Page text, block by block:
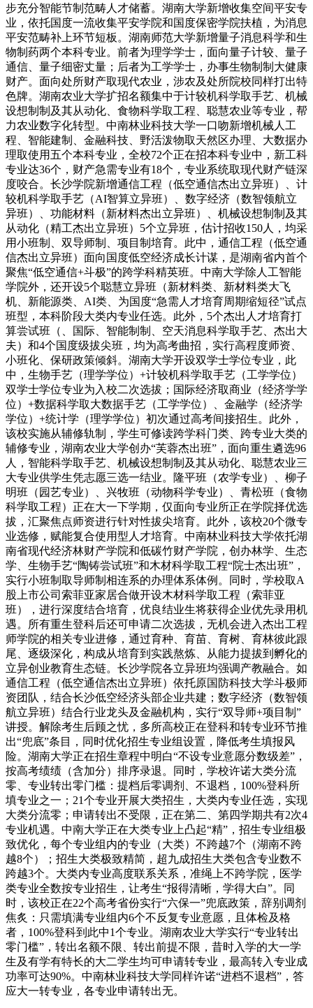
步充分智能节制范畴人才储蓄。湖南大学新增收集空间平安专
业，依托国度一流收集平安学院和国度保密学院扶植，为消息
平安范畴补上环节短板。湖南师范大学新增量子消息科学和生
物制药两个本科专业。前者为理学学士，面向量子计较、量子
通信、量子细密丈量；后者为工学学士，办事生物制制大健康
财产。面向处所财产取现代农业，涉农及处所院校同样打出特
色牌。湖南农业大学扩招名额集中于计较机科学取手艺、机械
设想制制及其从动化、食物科学取工程、聪慧农业等专业，帮
力农业数字化转型。中南林业科技大学一口吻新增机械人工
程、智能建制、金融科技、野活泼物取天然区办理、大数据办
理取使用五个本科专业，全校72个正在招本科专业中，新工科
专业达36个，财产急需专业有18个，专业系统取现代财产链深
度咬合。长沙学院新增通信工程（低空通信杰出立异班）、计
较机科学取手艺（AI智算立异班）、数字经济（数智领航立
异班）、功能材料（新材料杰出立异班）、机械设想制制及其
从动化（精工杰出立异班）5个立异班，估计招收150人，均采
用小班制、双导师制、项目制培育。此中，通信工程（低空通
信杰出立异班）面向国度低空经济成长计谋，是湖南省内首个
聚焦“低空通信+斗极”的跨学科精英班。中南大学除人工智能
学院外，还开设5个聪慧立异班（新材料类、新材料类大飞
机、新能源类、AI类、为国度“急需人才培育周期缩短径”试点
班型，本科阶段大类内专业任选。此外，5个杰出人才培育打
算尝试班（、国际、智能制制、空天消息科学取手艺、杰出大
夫）和4个国度级拔尖班，均为高考曲招，实行高程度师资、
小班化、保研政策倾斜。湖南大学开设双学士学位专业，此
中，生物手艺（理学学位）+计较机科学取手艺（工学学位）
双学士学位专业为入校二次选拔；国际经济取商业（经济学学
位）+数据科学取大数据手艺（工学学位）、金融学（经济学
学位）+统计学（理学学位）初次通过高考间接招生。此外，
该校实施从辅修轨制，学生可修读跨学科门类、跨专业大类的
辅修专业，湖南农业大学创办“芙蓉杰出班”，面向重生遴选96
人，智能科学取手艺、机械设想制制及其从动化、聪慧农业三
大专业供学生凭志愿三选一结业。隆平班（农学专业）、柳子
明班（园艺专业）、兴牧班（动物科学专业）、青松班（食物
科学取工程）正在大一下学期，仅面向专业所正在学院择优选
拔，汇聚焦点师资进行针对性拔尖培育。此外，该校20个微专
业选修，赋能复合使用型人才培育。中南林业科技大学依托湖
南省现代经济林财产学院和低碳竹财产学院，创办林学、生态
学、生物手艺“陶铸尝试班”和木材科学取工程“院士杰出班”，
实行小班制取导师制相连系的办理体系体例。同时，学校取A
股上市公司索菲亚家居合做开设木材科学取工程（索菲亚
班），进行深度结合培育，优良结业生将获得企业优先录用机
遇。所有重生登科后还可申请二次选拔，无机会进入杰出工程
师学院的相关专业进修，通过育种、育苗、育树、育林彼此跟
尾、逐级深化，构成从培育到实践熬炼、从能力提拔到孵化的
立异创业教育生态链。长沙学院各立异班均强调产教融合。如
通信工程（低空通信杰出立异班）依托原国防科技大学斗极师
资团队，结合长沙低空经济头部企业共建；数字经济（数智领
航立异班）结合行业龙头及金融机构，实行“双导师+项目制”
讲授。解除考生后顾之忧，多所高校正在登科和转专业环节推
出“兜底”条目，同时优化招生专业组设置，降低考生填报风
险。湖南大学正在招生章程中明白“不设专业意愿分数级差”，
按高考绩绩（含加分）排序录退。同时，学校许诺大类分流
零、专业转出零门槛：提档后零调剂、不退档，100%登科所
填专业之一；21个专业开展大类招生，大类内专业任选，实现
大类分流零；申请转出不受限，正在第二、第四学期共有2次4
专业机遇。中南大学正在大类专业上凸起“精”，招生专业组极
致优化，每个专业组内的专业（大类）不跨越7个（湖南不跨
越8个）；招生大类极致精简，超九成招生大类包含专业数不
跨越3个。大类内专业高度联系关系，准绳上不跨学院，医学
类专业全数按专业招生，让考生“报得清晰，学得大白”。同
时，该校正在22个高考省份实行“六保一”兜底政策，辞别调剂
焦炙：只需填满专业组内6个不反复专业意愿，且体检及格
者，100%登科到此中1个专业。湖南农业大学实行“专业转出
零门槛”，转出名额不限、转出前提不限，昔时入学的大一学
生及有学有特长的大二学生均可申请转专业，最高转入专业成
功率可达90%。中南林业科技大学同样许诺“进档不退档”，答
应大一转专业，各专业申请转出无。